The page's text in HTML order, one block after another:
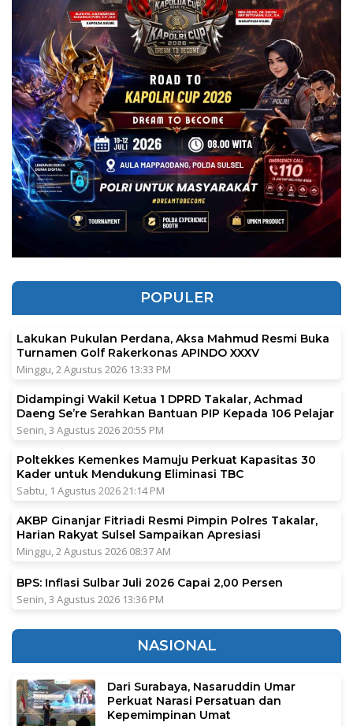
POPULER
Lakukan Pukulan Perdana, Aksa Mahmud Resmi Buka
Turnamen Golf Rakerkonas APINDO XXXV
Minggu, 2 Agustus 2026 13:33 PM
Didampingi Wakil Ketua 1 DPRD Takalar, Achmad
Daeng Se’re Serahkan Bantuan PIP Kepada 106 Pelajar
Senin, 3 Agustus 2026 20:55 PM
Poltekkes Kemenkes Mamuju Perkuat Kapasitas 30
Kader untuk Mendukung Eliminasi TBC
Sabtu, 1 Agustus 2026 21:14 PM
AKBP Ginanjar Fitriadi Resmi Pimpin Polres Takalar,
Harian Rakyat Sulsel Sampaikan Apresiasi
Minggu, 2 Agustus 2026 08:37 AM
BPS: Inflasi Sulbar Juli 2026 Capai 2,00 Persen
Senin, 3 Agustus 2026 13:36 PM
NASIONAL
Dari Surabaya, Nasaruddin Umar
Perkuat Narasi Persatuan dan
Kepemimpinan Umat